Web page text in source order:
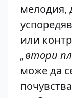
мелодия,
или
„втори
може да